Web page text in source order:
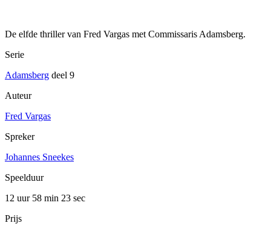
De elfde thriller van Fred Vargas met Commissaris Adamsberg.
Serie
Adamsberg deel 9
Auteur
Fred Vargas
Spreker
Johannes Sneekes
Speelduur
12 uur 58 min 23 sec
Prijs